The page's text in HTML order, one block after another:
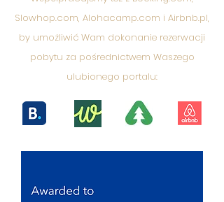
Slowhop.com, Alohacamp.com i Airbnb.pl,
by umożliwić Wam dokonanie rezerwacji
pobytu za pośrednictwem Waszego
ulubionego portalu: